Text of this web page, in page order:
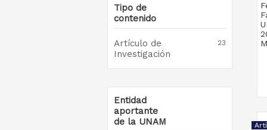
Tipo de
contenido
Artículo de
Investigación
23
Entidad
aportante
de la UNAM